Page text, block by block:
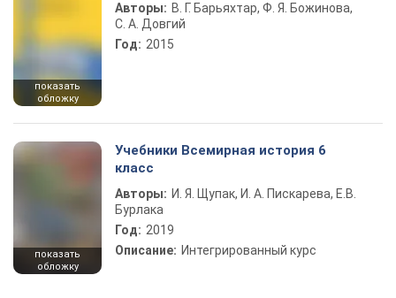
показать
обложку
Авторы: В. Г. Барьяхтар, Ф. Я. Божинова,
С. А. Довгий
Год: 2015
показать
обложку
Учебники Всемирная история 6
класс
Авторы: И. Я. Щупак, И. А. Пискарева, Е.В.
Бурлака
Год: 2019
Описание: Интегрированный курс